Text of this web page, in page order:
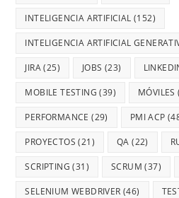
INTELIGENCIA ARTIFICIAL (152)
INTELIGENCIA ARTIFICIAL
JIRA(25) JOBS (23)
MOBILE TESTING (39) MÓVILES
PERFORMANCE (29) PMI ACP
PROYECTOS (21) QA (22)
SCRIPTING (31) SCRUM (37)
SELENIUM WEBDRIVER (46)